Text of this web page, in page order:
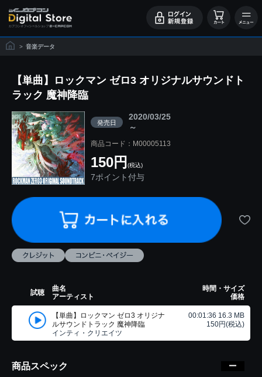
> 音楽データ
【単曲】ロックマン ゼロ3 オリジナルサウンドト
ラック 魔神降臨
発売日
2020/03/25
～
商品コード：M00005113
150円 (税込)
7ポイント付与
試聴
曲名
アーティスト
時間・サイズ
価格
【単曲】ロックマン ゼロ3 オリジナ
ルサウンドトラック 魔神降臨
インティ・クリエイツ
00:01:36 16.3 MB
150円(税込)
商品スペック